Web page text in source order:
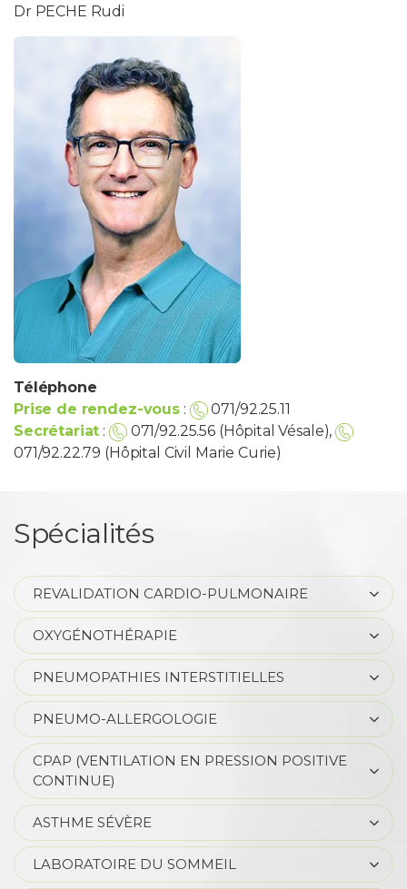
Dr PECHE Rudi
Téléphone
Prise de rendez-vous :
071/92.25.11
Secrétariat :
071/92.25.56 (Hôpital Vésale),
071/92.22.79 (Hôpital Civil Marie Curie)
Spécialités
REVALIDATION CARDIO-PULMONAIRE
OXYGÉNOTHÉRAPIE
PNEUMOPATHIES INTERSTITIELLES
PNEUMO-ALLERGOLOGIE
CPAP (VENTILATION EN PRESSION POSITIVE
CONTINUE)
ASTHME SÉVÈRE
LABORATOIRE DU SOMMEIL